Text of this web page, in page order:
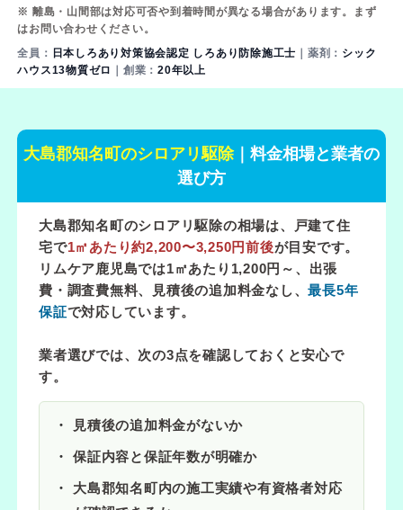
※ 離島・山間部は対応可否や到着時間が異なる場合があります。まず
はお問い合わせください。
全員： 日本しろあり対策協会認定 しろあり防除施工士 ｜薬剤： シック
ハウス13物質ゼロ ｜創業：20年以上
大島郡知名町のシロアリ駆除｜料金相場と業者の
選び方
大島郡知名町のシロアリ駆除の相場は、戸建て住
宅で1㎡あたり約2,200〜3,250円前後が目安です。
リムケア鹿児島では1㎡あたり1,200円～ 、出張
費・調査費無料、見積後の追加料金なし、最長5年
保証で対応しています。
業者選びでは、次の3点を確認しておくと安心で
す。
見積後の追加料金がないか
保証内容と保証年数が明確か
大島郡知名町内の施工実績や有資格者対応